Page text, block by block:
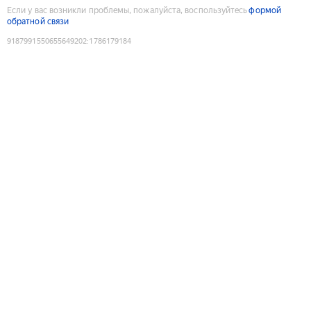
Если у вас возникли проблемы, пожалуйста, воспользуйтесьформой
обратной связи
9187991550655649202:1786179184